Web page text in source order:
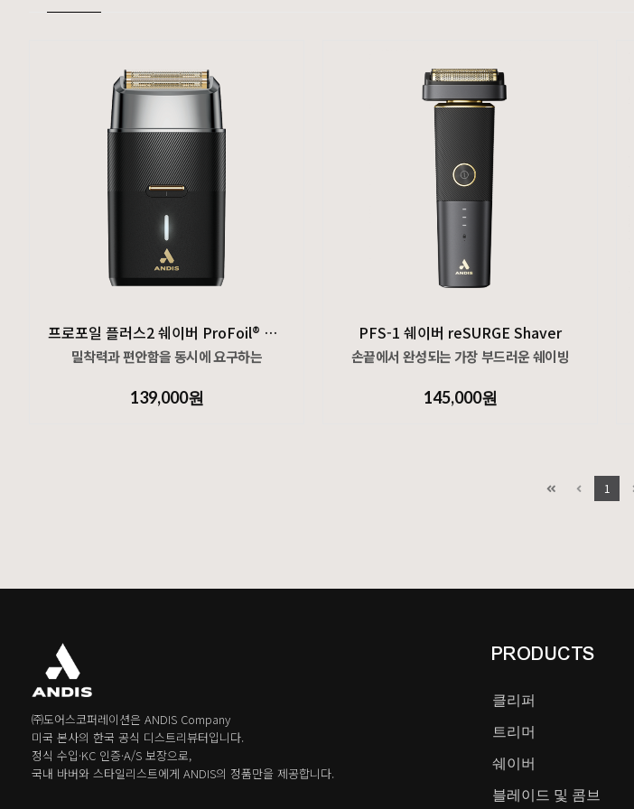
프로포일 플러스2 쉐이버 ProFoil® Plus II Shaver
밀착력과 편안함을 동시에 요구하는
하이엔드 포일 쉐이버
프로페셔널 쉐이버입니다.
139,000원
PFS-1 쉐이버 reSURGE Shaver
손끝에서 완성되는 가장 부드러운 쉐이빙
스타일의 레벨을 한층 끌어올리도록 설계되어
젖은 상태, 마른 상태 모두 자유롭게 커팅하며, 긴 수염이나 모발을 먼저 정리하는 롱헤어 트리머가 사전 작업을 단축해 효율성을 높여줍니다. 피벗 헤드는 얼굴 곡선을 따라 끊김 없는 접촉을 유지하고, 인체공학적 그립은 손목 부담을 줄여 힘을 이어갈 수 있도록 지원합니다.
145,000원
1
㈜도어스코퍼레이션은 ANDIS Company
미국 본사의 한국 공식 디스트리뷰터입니다.
정식 수입·KC 인증·A/S 보장으로,
국내 바버와 스타일리스트에게 ANDIS의 정품만을 제공합니다.
PRODUCTS
클리퍼
트리머
쉐이버
블레이드 및 콤브